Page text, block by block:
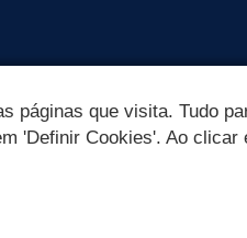
que visita. Tudo
'Definir Cookies'. Ao